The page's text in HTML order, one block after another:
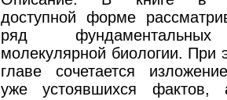
доступной форме
ряд
молекулярной биологии. При
главе сочетается
уже устоявшихся фактов,